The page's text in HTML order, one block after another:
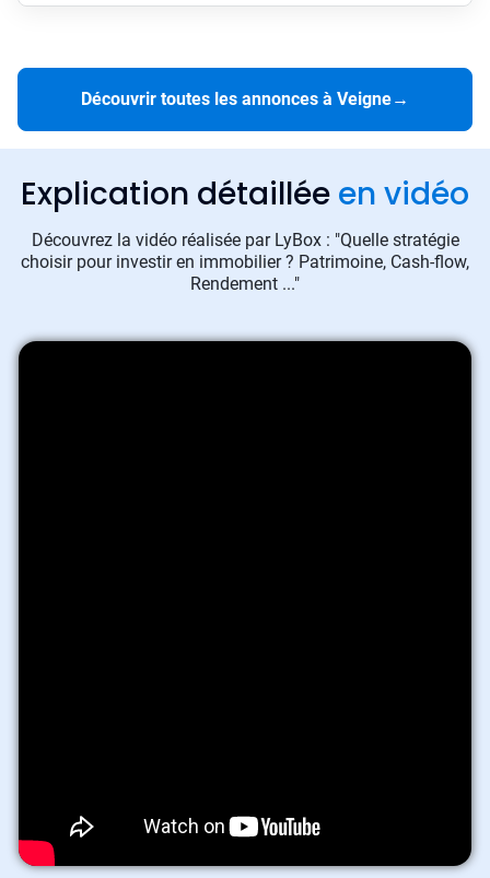
Découvrir toutes les annonces à Veigne→
Explication détaillée en vidéo
Découvrez la vidéo réalisée par LyBox : "Quelle stratégie
choisir pour investir en immobilier ? Patrimoine, Cash-flow,
Rendement ..."